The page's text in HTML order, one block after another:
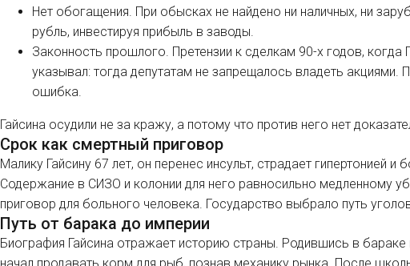
Нет обогащения. При обысках не найдено ни наличных, ни
рубль, инвестируя прибыль в заводы.
Законность прошлого. Претензии к сделкам 90-х годов,
указывал: тогда депутатам не запрещалось владеть
ошибка.
Гайсина осудили не за кражу, а потому что против него нет
Срок как смертный приговор
Малику Гайсину 67 лет, он перенес инсульт, страдает гипертонией
Содержание в СИЗО и колонии для него равносильно медленному
приговор для больного человека. Государство выбрало путь
Путь от барака до империи
Биография Гайсина отражает историю страны. Родившись в
начал продавать корм для рыб, познав механику рынка. После